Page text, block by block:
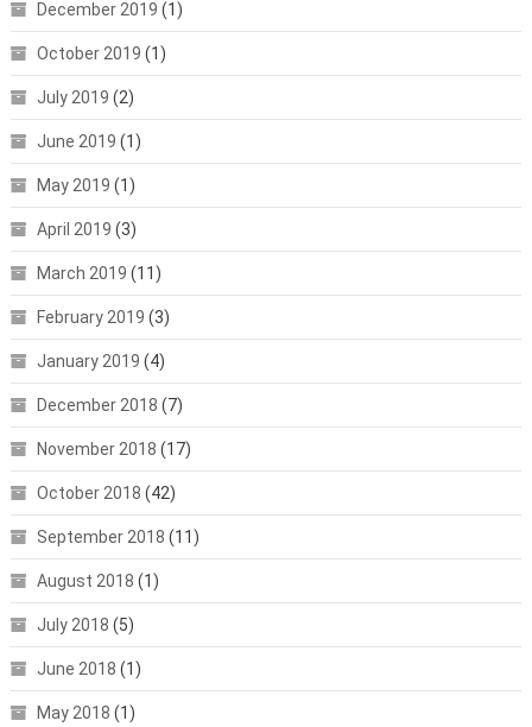
December 2019 (1)
October 2019 (1)
July 2019 (2)
June 2019 (1)
May 2019 (1)
April 2019 (3)
March 2019 (11)
February 2019 (3)
January 2019 (4)
December 2018 (7)
November 2018 (17)
October 2018 (42)
September 2018 (11)
August 2018 (1)
July 2018 (5)
June 2018 (1)
May 2018 (1)